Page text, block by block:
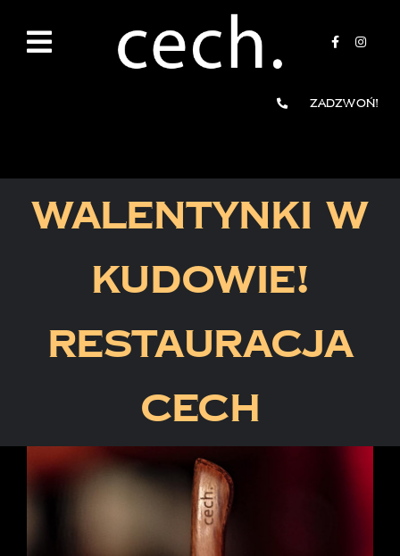
zawartości
Zadzwoń!
Walentynki w
Kudowie!
Restauracja
Cech
Pokaż
większy